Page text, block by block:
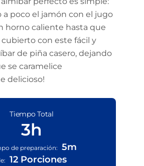
a poco el jamón con el jugo
horno caliente hasta que
con este fácil y
de piña casero, dejando
se caramelice
delicioso!
Tiempo Total
3h
de preparación: 5m
12 Porciones